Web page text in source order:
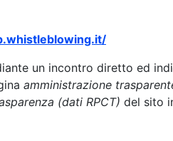
un incontro diretto ed
amministrazione
(dati RPCT) del sito